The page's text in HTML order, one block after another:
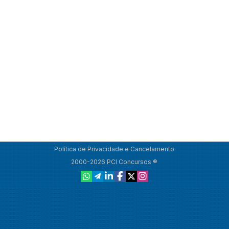
Política de Privacidade e Cancelamento
2000-2026 PCI Concursos ®